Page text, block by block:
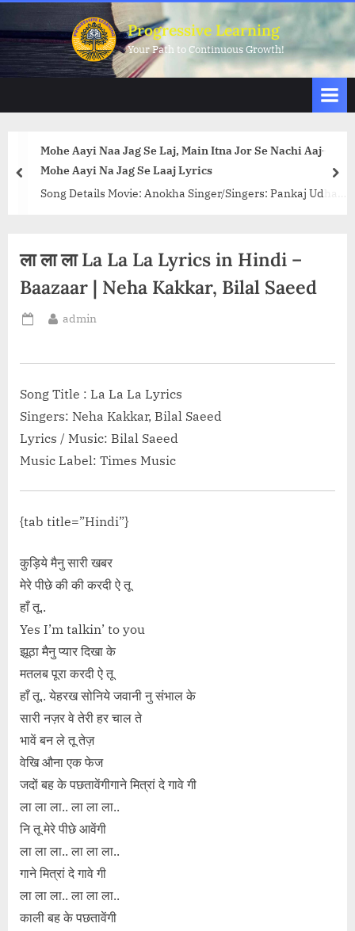
to
content
Progressive Learning
Your Path to Continuous Growth!
Mohe Aayi Naa Jag Se Laj, Main Itna Jor Se Nachi Aaj-
Mohe Aayi Na Jag Se Laaj Lyrics
Song Details Movie: Anokha Singer/Singers: Pankaj Udhas
<p class="more-link-wrap"><a
href="http://progressivelearning.in/uncategorized/mohe-
aayi-na-jag-se-laaj-lyrics/" class="more-link">Read
More<span class="screen-reader-text"> “Mohe Aayi Naa
prev
ला ला ला La La La Lyrics in Hindi –
Baazaar | Neha Kakkar, Bilal Saeed
Posted
By
admin
Song Title : La La La Lyrics
Singers: Neha Kakkar, Bilal Saeed
Lyrics / Music: Bilal Saeed
Music Label: Times Music
{tab title=”Hindi”}
कुड़िये मैनु सारी खबर
मेरे पीछे की की करदी ऐ तू
हाँ तू..
Yes I’m talkin’ to you
झूठा मैनु प्यार दिखा के
मतलब पूरा करदी ऐ तू
हाँ तू.. येहरख सोनिये जवानी नु संभाल के
सारी नज़र वे तेरी हर चाल ते
भावें बन ले तू तेज़
वेखि औना एक फेज
जदों बह के पछतावेंगीगाने मित्रां दे गावे गी
ला ला ला.. ला ला ला..
नि तू मेरे पीछे आवेंगी
ला ला ला.. ला ला ला..
गाने मित्रां दे गावे गी
ला ला ला.. ला ला ला..
काली बह के पछतावेंगी